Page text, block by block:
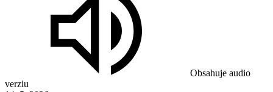
Obsahuje audio
verziu